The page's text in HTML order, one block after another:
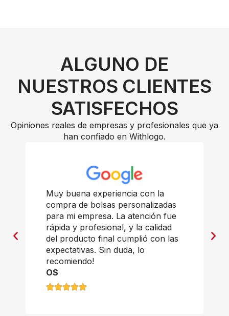
ALGUNO DE
NUESTROS CLIENTES
SATISFECHOS
Opiniones reales de empresas y profesionales que ya
han confiado en Withlogo.
Muy buena experiencia con la
compra de bolsas personalizadas
para mi empresa. La atención fue
rápida y profesional, y la calidad
del producto final cumplió con las
expectativas. Sin duda, lo
recomiendo!
OS